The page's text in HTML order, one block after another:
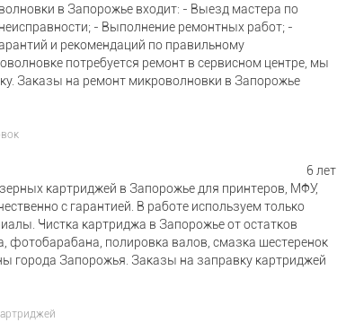
в Запорожье входит: - Выезд мастера по
- Выполнение ремонтных работ; -
и рекомендаций по правильному
потребуется ремонт в сервисном центре, мы
Заказы на ремонт микроволновки в Запорожье
6 лет
картриджей в Запорожье для принтеров, МФУ,
с гарантией. В работе используем только
Чистка картриджа в Запорожье от остатков
фотобарабана, полировка валов, смазка шестеренок
города Запорожья. Заказы на заправку картриджей